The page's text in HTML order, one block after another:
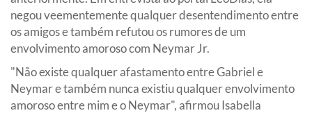
negou veementemente qualquer desentendimento entre
os amigos e também refutou os rumores de um
envolvimento amoroso com Neymar Jr.
"Não existe qualquer afastamento entre Gabriel e
Neymar e também nunca existiu qualquer envolvimento
amoroso entre mim e o Neymar", afirmou Isabella